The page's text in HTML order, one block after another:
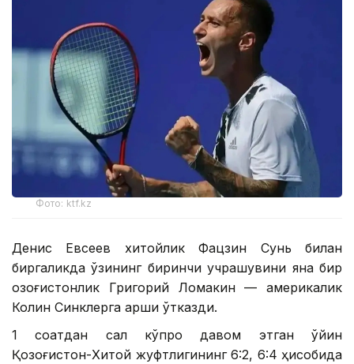
Фото: ktf.kz
Денис Евсеев хитойлик Фацзин Сунь билан
биргаликда ўзининг биринчи учрашувини яна бир
қозоғистонлик Григорий Ломакин — америкалик
Колин Синклерга қарши ўтказди.
1 соатдан сал кўпроқ давом этган ўйин
Қозоғистон-Хитой жуфтлигининг 6:2, 6:4 ҳисобида